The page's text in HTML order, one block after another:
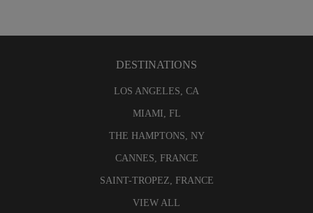
DESTINATIONS
LOS ANGELES, CA
MIAMI, FL
THE HAMPTONS, NY
CANNES, FRANCE
SAINT-TROPEZ, FRANCE
VIEW ALL